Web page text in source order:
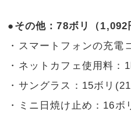
●その他：78ボリ（1,092
・スマートフォンの充電
・ネットカフェ使用料：
・サングラス：15ボリ
・ミニ日焼け止め：16ボ